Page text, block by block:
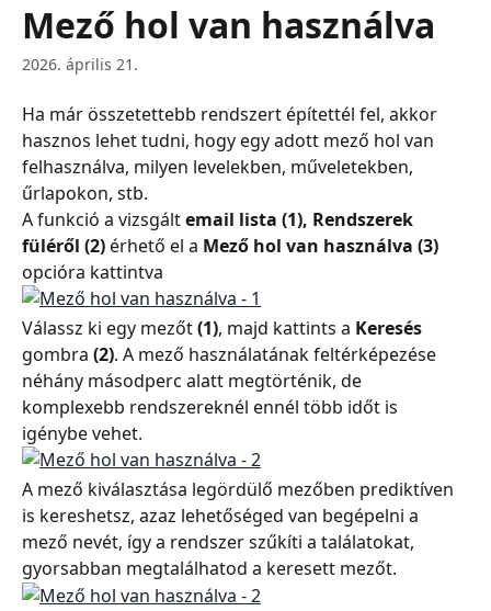
Mező hol van használva
2026. április 21.
Ha már összetettebb rendszert építettél fel, akkor
hasznos lehet tudni, hogy egy adott mező hol van
felhasználva, milyen levelekben, műveletekben,
űrlapokon, stb.
A funkció a vizsgált email lista (1), Rendszerek
füléről (2) érhető el a Mező hol van használva (3)
opcióra kattintva
Válassz ki egy mezőt (1), majd kattints a Keresés
gombra (2). A mező használatának feltérképezése
néhány másodperc alatt megtörténik, de
komplexebb rendszereknél ennél több időt is
igénybe vehet.
A mező kiválasztása legördülő mezőben prediktíven
is kereshetsz, azaz lehetőséged van begépelni a
mező nevét, így a rendszer szűkíti a találatokat,
gyorsabban megtalálhatod a keresett mezőt.